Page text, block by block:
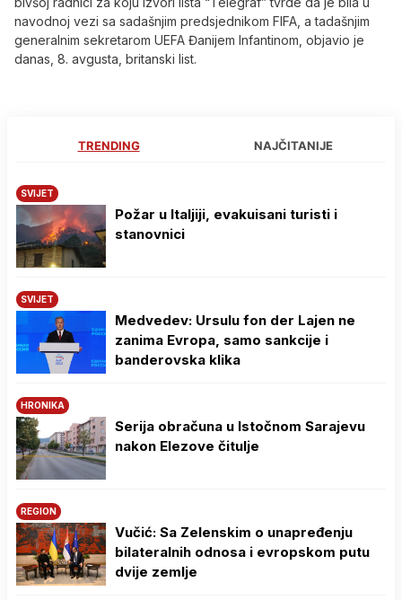
navodnoj vezi sa sadašnjim predsjednikom FIFA, a tadašnjim
generalnim sekretarom UEFA Đanijem Infantinom, objavio je
danas, 8. avgusta, britanski list.
TRENDING NAJČITANIJE
SVIJET
Požar u Italjiji, evakuisani turisti i
stanovnici
SVIJET
Medvedev: Ursulu fon der Lajen ne
zanima Evropa, samo sankcije i
banderovska klika
HRONIKA
Serija obračuna u Istočnom Sarajevu
nakon Elezove čitulje
REGION
Vučić: Sa Zelenskim o unapređenju
bilateralnih odnosa i evropskom putu
dvije zemlje